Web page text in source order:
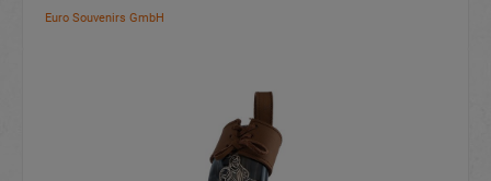
Euro Souvenirs GmbH